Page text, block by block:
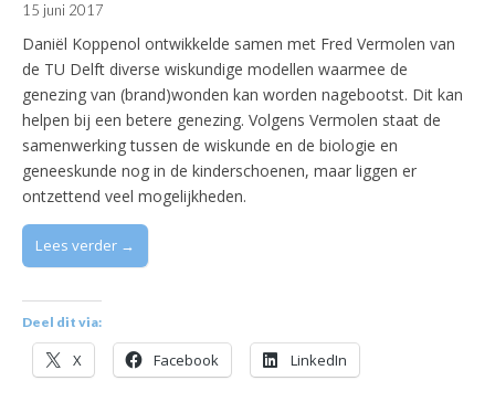
15 juni 2017
Daniël Koppenol ontwikkelde samen met Fred Vermolen van
de TU Delft diverse wiskundige modellen waarmee de
genezing van (brand)wonden kan worden nagebootst. Dit kan
helpen bij een betere genezing. Volgens Vermolen staat de
samenwerking tussen de wiskunde en de biologie en
geneeskunde nog in de kinderschoenen, maar liggen er
ontzettend veel mogelijkheden.
Lees verder →
Deel dit via:
X Facebook LinkedIn